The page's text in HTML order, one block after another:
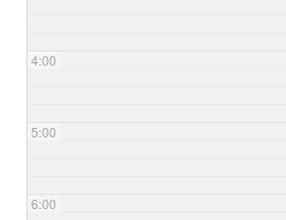
4:00
5:00
6:00